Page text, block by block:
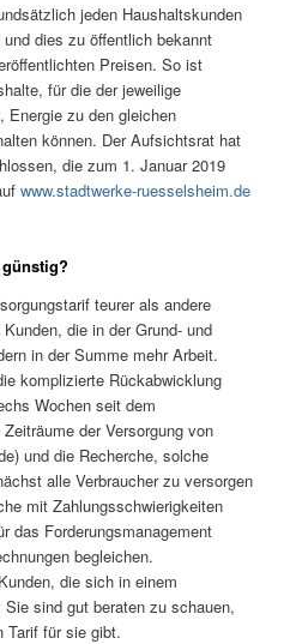
jeden Haushaltskunden
dies zu öffentlich bekannt
Preisen. So ist
für die der jeweilige
Energie zu den gleichen
können. Der Aufsichtsrat hat
die zum 1. Januar 2019
www.stadtwerke-ruesselsheim.de
teurer als andere
die in der Grund- und
in der Summe mehr Arbeit.
komplizierte Rückabwicklung
Wochen seit dem
der Versorgung von
und die Recherche, solche
alle Verbraucher zu versorgen
mit Zahlungsschwierigkeiten
das Forderungsmanagement
begleichen.
die sich in einem
sind gut beraten zu schauen,
Tarif für sie gibt.